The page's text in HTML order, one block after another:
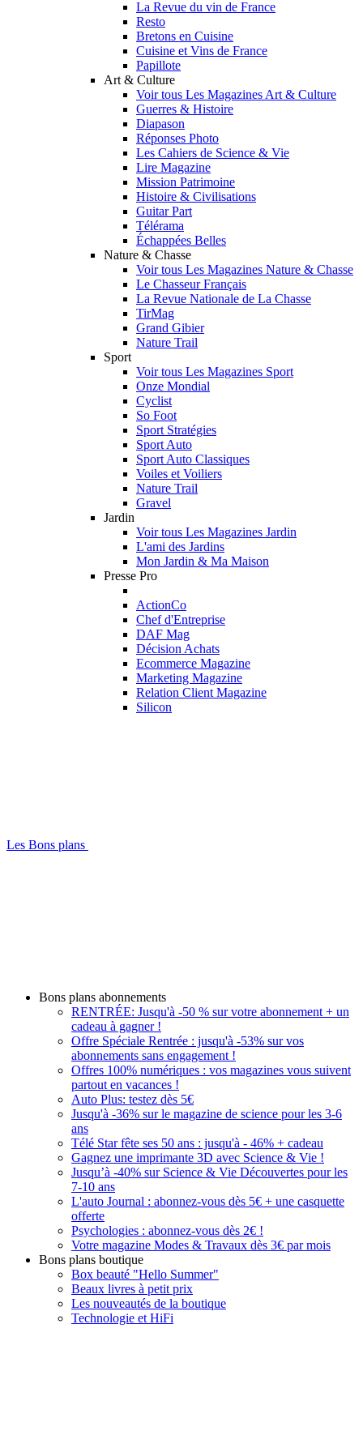
La Revue du vin de France
Resto
Bretons en Cuisine
Cuisine et Vins de France
Papillote
Art & Culture
Voir tous Les Magazines Art & Culture
Guerres & Histoire
Diapason
Réponses Photo
Les Cahiers de Science & Vie
Lire Magazine
Mission Patrimoine
Histoire & Civilisations
Guitar Part
Télérama
Échappées Belles
Nature & Chasse
Voir tous Les Magazines Nature & Chasse
Le Chasseur Français
La Revue Nationale de La Chasse
TirMag
Grand Gibier
Nature Trail
Sport
Voir tous Les Magazines Sport
Onze Mondial
Cyclist
So Foot
Sport Stratégies
Sport Auto
Sport Auto Classiques
Voiles et Voiliers
Nature Trail
Gravel
Jardin
Voir tous Les Magazines Jardin
L'ami des Jardins
Mon Jardin & Ma Maison
Presse Pro
ActionCo
Chef d'Entreprise
DAF Mag
Décision Achats
Ecommerce Magazine
Marketing Magazine
Relation Client Magazine
Silicon
Les Bons plans
Bons plans abonnements
RENTRÉE: Jusqu'à -50 % sur votre abonnement + un
cadeau à gagner !
Offre Spéciale Rentrée : jusqu'à -53% sur vos
abonnements sans engagement !
Offres 100% numériques : vos magazines vous suivent
partout en vacances !
Auto Plus: testez dès 5€
Jusqu'à -36% sur le magazine de science pour les 3-6
ans
Télé Star fête ses 50 ans : jusqu'à - 46% + cadeau
Gagnez une imprimante 3D avec Science & Vie !
Jusqu’à -40% sur Science & Vie Découvertes pour les
7-10 ans
L'auto Journal : abonnez-vous dès 5€ + une casquette
offerte
Psychologies : abonnez-vous dès 2€ !
Votre magazine Modes & Travaux dès 3€ par mois
Bons plans boutique
Box beauté "Hello Summer"
Beaux livres à petit prix
Les nouveautés de la boutique
Technologie et HiFi